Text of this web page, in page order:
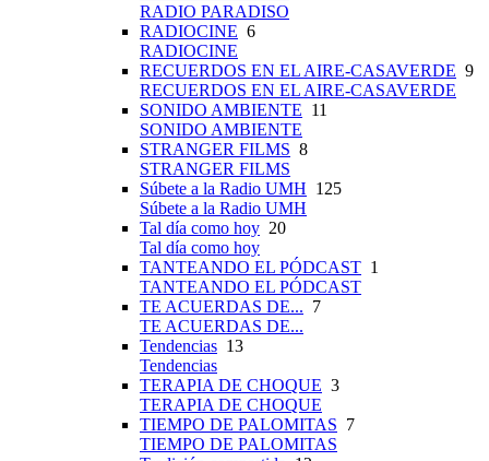
RADIO PARADISO
RADIOCINE 6
RADIOCINE
RECUERDOS EN EL AIRE-CASAVERDE 9
RECUERDOS EN EL AIRE-CASAVERDE
SONIDO AMBIENTE 11
SONIDO AMBIENTE
STRANGER FILMS 8
STRANGER FILMS
Súbete a la Radio UMH 125
Súbete a la Radio UMH
Tal día como hoy 20
Tal día como hoy
TANTEANDO EL PÓDCAST 1
TANTEANDO EL PÓDCAST
TE ACUERDAS DE... 7
TE ACUERDAS DE...
Tendencias 13
Tendencias
TERAPIA DE CHOQUE 3
TERAPIA DE CHOQUE
TIEMPO DE PALOMITAS 7
TIEMPO DE PALOMITAS